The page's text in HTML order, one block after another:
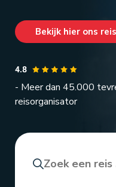
Bekijk hier ons
- Meer dan 45.000
reisorganisator
Zoeken